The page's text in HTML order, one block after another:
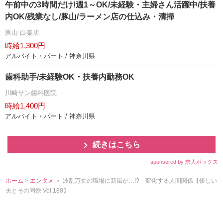
午前中の3時間だけ!週1～OK/未経験・主婦さん活躍中/扶養
内OK/残業なし/豚山/ラーメン店の仕込み・清掃
豚山 白楽店
時給1,300円
アルバイト・パート / 神奈川県
歯科助手/未経験OK・扶養内勤務OK
川崎サン歯科医院
時給1,400円
アルバイト・パート / 神奈川県
続きはこちら
sponsored by 求人ボックス
ホーム > エンタメ ＞ 波乱万丈の職場に新風が…!? 変化する人間関係【優しい
夫とその同僚 Vol.188】